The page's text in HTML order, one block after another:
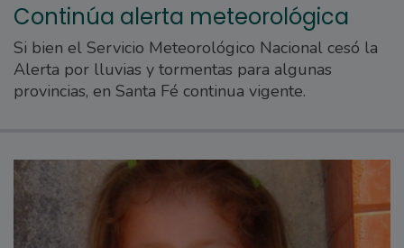
Continúa alerta meteorológica
Si bien el Servicio Meteorológico Nacional cesó la
Alerta por lluvias y tormentas para algunas
provincias, en Santa Fé continua vigente.